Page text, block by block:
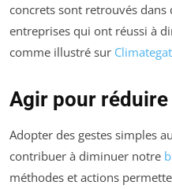
concrets sont retrouvés dans
entreprises qui ont réussi à
comme illustré sur
Agir pour
Adopter des gestes simples
contribuer à diminuer notre
méthodes et actions